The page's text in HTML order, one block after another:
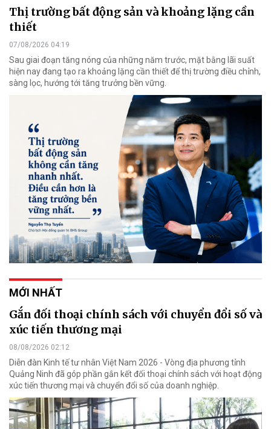
Thị trường bất động sản và khoảng lặng cần
thiết
07/08/2026 04:19
Sau giai đoạn tăng nóng của những năm trước, mặt bằng lãi suất
hiện nay đang tạo ra khoảng lặng cần thiết để thị trường điều chỉnh,
sàng lọc, hướng tới tăng trưởng bền vững.
MỚI NHẤT
Gắn đối thoại chính sách với chuyển đổi số và
xúc tiến thương mại
08/08/2026 02:12
Diễn đàn Kinh tế tư nhân Việt Nam 2026 - Vòng địa phương tỉnh
Quảng Ninh đã góp phần gắn kết đối thoại chính sách với hoạt động
xúc tiến thương mại và chuyển đổi số của doanh nghiệp.